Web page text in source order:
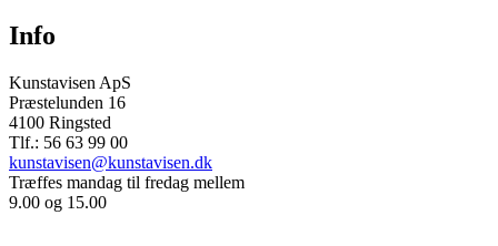
Info
Kunstavisen ApS
Præstelunden 16
4100 Ringsted
Tlf.: 56 63 99 00
kunstavisen@kunstavisen.dk
Træffes mandag til fredag mellem
9.00 og 15.00